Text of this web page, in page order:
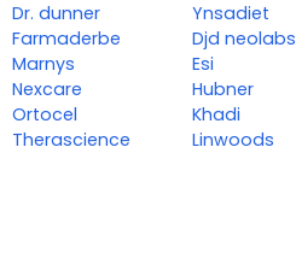
Dr. dunner
Farmaderbe
Marnys
Nexcare
Ortocel
Therascience
Ynsadiet
Djd neolabs
Esi
Hubner
Khadi
Linwoods